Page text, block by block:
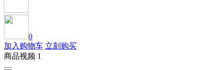
0
加入购物车 立刻购买
商品视频 1